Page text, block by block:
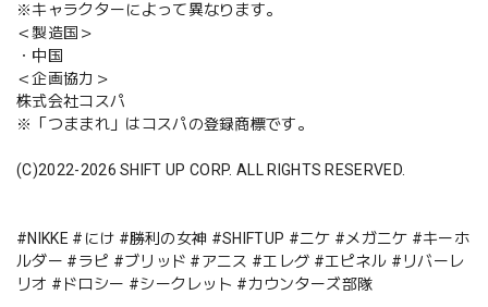
※キャラクターによって異なります。
＜製造国＞
・中国
＜企画協力＞
株式会社コスパ
※「つままれ」はコスパの登録商標です。
(C)2022-2026 SHIFT UP CORP. ALL RIGHTS RESERVED.
#NIKKE #にけ #勝利の女神 #SHIFTUP #ニケ #メガニケ #キーホ
ルダー #ラピ #ブリッド #アニス #エレグ #エピネル #リバーレ
リオ #ドロシー #シークレット #カウンターズ部隊